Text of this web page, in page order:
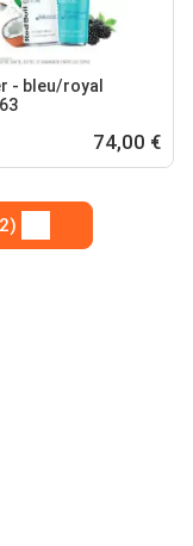
- bleu/royal
74,00 €